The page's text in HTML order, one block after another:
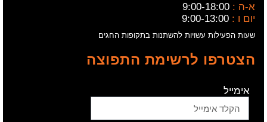
א-ה : 9:00-18:00
יום ו : 9:00-13:00
שעות הפעילות עשויות להשתנות בתקופות החגים
הצטרפו לרשימת התפוצה
אימייל